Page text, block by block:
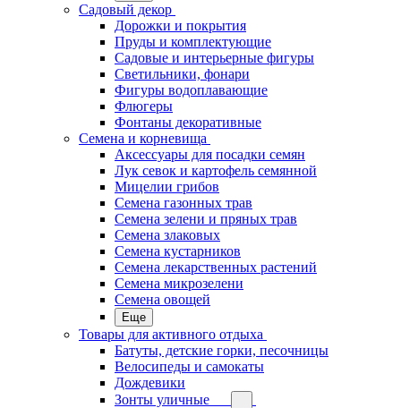
Садовый декор
Дорожки и покрытия
Пруды и комплектующие
Садовые и интерьерные фигуры
Светильники, фонари
Фигуры водоплавающие
Флюгеры
Фонтаны декоративные
Семена и корневища
Аксессуары для посадки семян
Лук севок и картофель семянной
Мицелии грибов
Семена газонных трав
Семена зелени и пряных трав
Семена злаковых
Семена кустарников
Семена лекарственных растений
Семена микрозелени
Семена овощей
Еще
Товары для активного отдыха
Батуты, детские горки, песочницы
Велосипеды и самокаты
Дождевики
Зонты уличные